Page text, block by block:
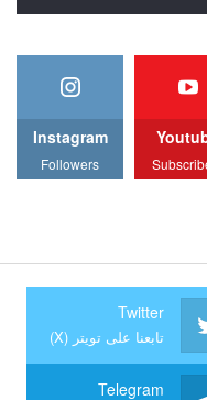
Instagram
Followers
Twitter
تابعنا على تويتر (X)
Telegram